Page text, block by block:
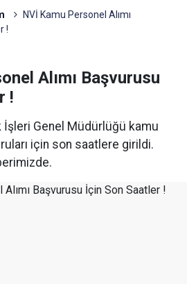
NVİ Kamu Personel Alımı
!
Alımı Başvurusu
!
İşleri Genel Müdürlüğü kamu
için son saatlere girildi.